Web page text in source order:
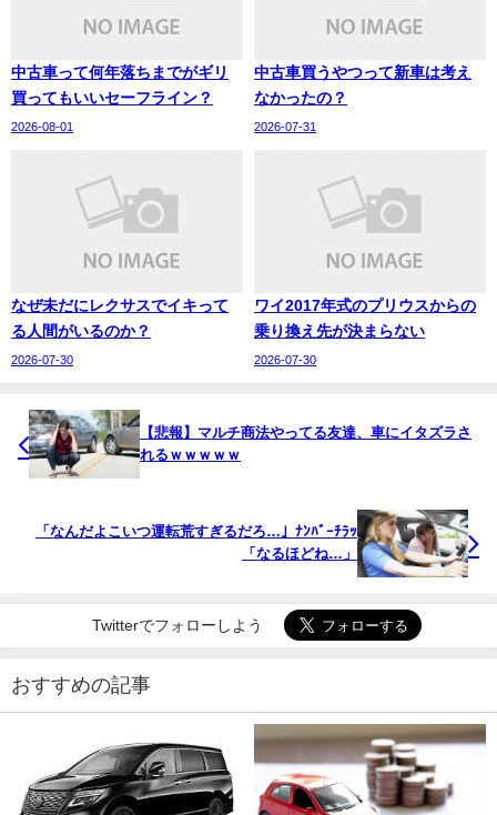
中古車って何年落ちまでがギリ
買ってもいいセーフライン？
2026-08-01
中古車買うやつって新車は考え
なかったの？
2026-07-31
なぜ未だにレクサスでイキって
る人間がいるのか？
2026-07-30
ワイ2017年式のプリウスからの
乗り換え先が決まらない
2026-07-30
【悲報】マルチ商法やってる友達、車にイタズラさ
れるｗｗｗｗｗ
「なんだよこいつ運転荒すぎるだろ…」ﾅﾝﾊﾞｰﾁﾗｯ
「なるほどね…」
Twitterでフォローしよう
おすすめの記事